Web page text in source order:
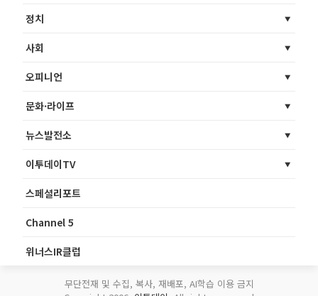
정치
사회
오피니언
문화·라이프
뉴스발전소
이투데이TV
스페셜리포트
Channel 5
위너스IR클럽
무단전재 및 수집, 복사, 재배포, AI학습 이용 금지